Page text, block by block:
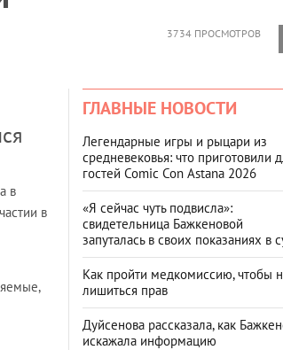
3734 ПРОСМОТРОВ
в
в
ГЛАВНЫЕ НОВОСТИ
Легендарные игры и рыцари из
средневековья: что приготовили
гостей Comic Con Astana 2026
«Я сейчас чуть подвисла»:
свидетельница Бажкеновой
запуталась в своих показаниях в
Как пройти медкомиссию, чтобы
лишиться прав
Дуйсенова рассказала, как
искажала информацию